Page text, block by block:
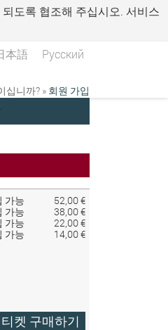
도록 협조해 주십시오. 서비스
本語 Русский
십니까? » 회원 가입
가능
52,00 €
가능
38,00 €
가능
22,00 €
가능
14,00 €
티켓 구매하기